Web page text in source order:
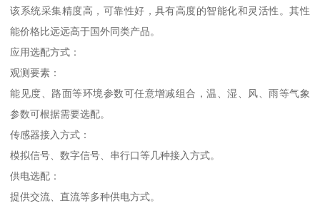
该系统采集精度高，可靠性好，具有高度的智能化和灵活性。其性
能价格比远远高于国外同类产品。
应用选配方式：
观测要素：
能见度、路面等环境参数可任意增减组合，温、湿、风、雨等气象
参数可根据需要选配。
传感器接入方式：
模拟信号、数字信号、串行口等几种接入方式。
供电选配：
提供交流、直流等多种供电方式。